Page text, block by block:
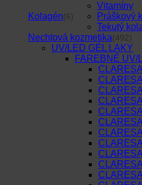
Kolagén(6)
Vitamíny
Práškový
Tekutý
Nechtová kozmetika(492)
UV/LED GÉL LAKY
FAREBNÉ UV/